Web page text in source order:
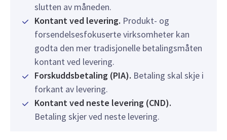
slutten av måneden.
Kontant ved levering. Produkt- og
forsendelsesfokuserte virksomheter kan
godta den mer tradisjonelle betalingsmåten
kontant ved levering.
Forskuddsbetaling (PIA). Betaling skal skje i
forkant av levering.
Kontant ved neste levering (CND).
Betaling skjer ved neste levering.